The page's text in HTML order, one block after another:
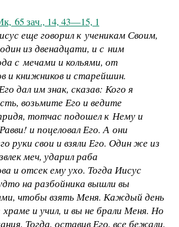
65 зач., 14, 43—15, 1
еще говорил к ученикам Своим,
из двенадцати, и с ним
с мечами и кольями, от
и книжников и старейшин.
дал им знак, сказав: Кого я
возьмите Его и ведите
тотчас подошел к Нему и
и поцеловал Его. А они
руки свои и взяли Его. Один же из
меч, ударил раба
и отсек ему ухо. Тогда Иисус
на разбойника вышли вы
чтобы взять Меня. Каждый день
и учил, и вы не брали Меня. Но
Тогда, оставив Его, все бежали.